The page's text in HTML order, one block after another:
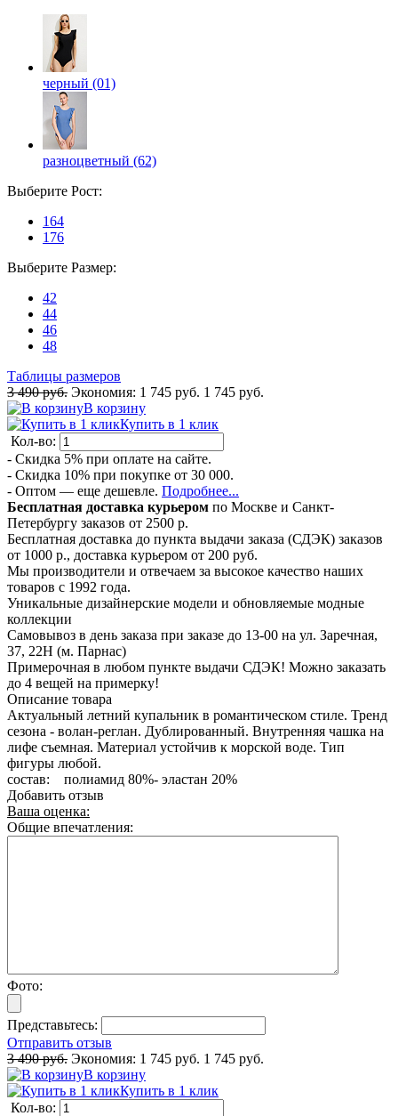
черный (01)
разноцветный (62)
Выберите Рост:
164
176
Выберите Размер:
42
44
46
48
Таблицы размеров
3 490 руб. Экономия: 1 745 руб. 1 745 руб.
В корзину
Купить в 1 клик
Кол-во:
- Скидка 5% при оплате на сайте.
- Скидка 10% при покупке от 30 000.
- Оптом — еще дешевле. Подробнее...
Бесплатная доставка курьером по Москве и Санкт-
Петербургу заказов от 2500 р.
Бесплатная доставка до пункта выдачи заказа (СДЭК) заказов
от 1000 р., доставка курьером от 200 руб.
Мы производители и отвечаем за высокое качество наших
товаров с 1992 года.
Уникальные дизайнерские модели и обновляемые модные
коллекции
Самовывоз в день заказа при заказе до 13-00 на ул. Заречная,
37, 22Н (м. Парнас)
Примерочная в любом пункте выдачи СДЭК! Можно заказать
до 4 вещей на примерку!
Описание товара
Актуальный летний купальник в романтическом стиле. Тренд
сезона - волан-реглан. Дублированный. Внутренняя чашка на
лифе съемная. Материал устойчив к морской воде. Тип
фигуры любой.
состав: полиамид 80%- эластан 20%
Добавить отзыв
Ваша оценка:
Общие впечатления:
Фото:
Представьтесь:
Отправить отзыв
3 490 руб. Экономия: 1 745 руб. 1 745 руб.
В корзину
Купить в 1 клик
Кол-во: